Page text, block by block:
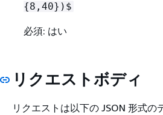
{8,40})$
必須: はい
リクエストボディ
リクエストは以下の JSON 形式の